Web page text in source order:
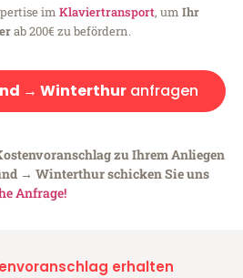
im Klaviertransport, um Ihr
ab 200€ zu befördern.
→ Winterthuranfragen
zu Ihrem Anliegen
→ Winterthur schicken Sie uns
Anfrage!
erhalten